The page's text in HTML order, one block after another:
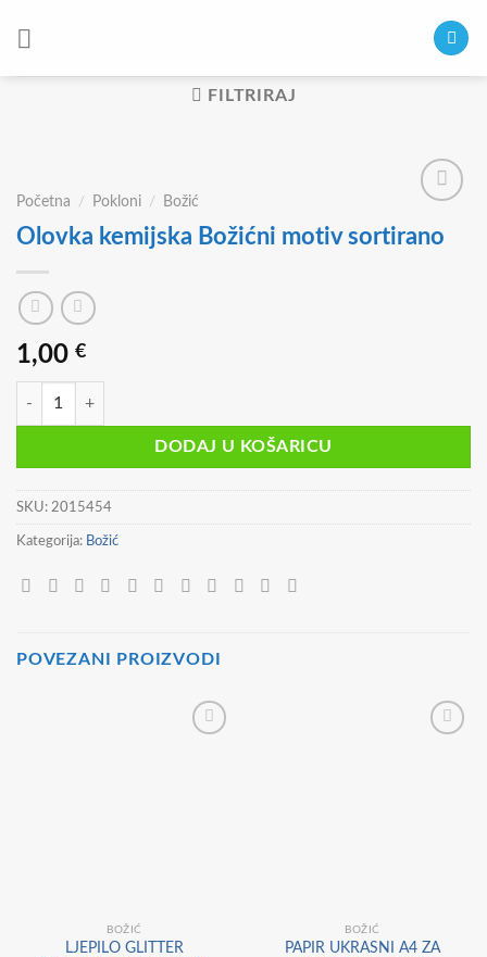
FILTRIRAJ
Početna / Pokloni / Božić
Olovka kemijska Božićni motiv sortirano
1,00 €
Olovka kemijska Božićni motiv sortirano količina
DODAJ U KOŠARICU
SKU: 2015454
Kategorija: Božić
POVEZANI PROIZVODI
BOŽIĆ
LJEPILO GLITTER
BOŽIĆ
PAPIR UKRASNI A4 ZA